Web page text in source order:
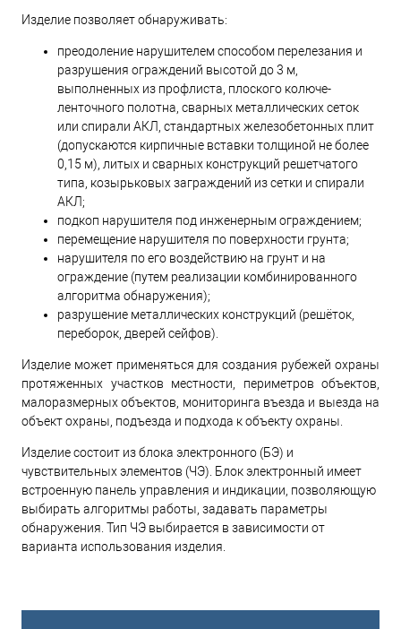
Изделие позволяет обнаруживать:
преодоление нарушителем способом перелезания и
разрушения ограждений высотой до 3 м,
выполненных из профлиста, плоского колюче-
ленточного полотна, сварных металлических сеток
или спирали АКЛ, стандартных железобетонных плит
(допускаются кирпичные вставки толщиной не более
0,15 м), литых и сварных конструкций решетчатого
типа, козырьковых заграждений из сетки и спирали
АКЛ;
подкоп нарушителя под инженерным ограждением;
перемещение нарушителя по поверхности грунта;
нарушителя по его воздействию на грунт и на
ограждение (путем реализации комбинированного
алгоритма обнаружения);
разрушение металлических конструкций (решёток,
переборок, дверей сейфов).
Изделие может применяться для создания рубежей охраны
протяженных участков местности, периметров объектов,
малоразмерных объектов, мониторинга въезда и выезда на
объект охраны, подъезда и подхода к объекту охраны.
Изделие состоит из блока электронного (БЭ) и
чувствительных элементов (ЧЭ). Блок электронный имеет
встроенную панель управления и индикации, позволяющую
выбирать алгоритмы работы, задавать параметры
обнаружения. Тип ЧЭ выбирается в зависимости от
варианта использования изделия.